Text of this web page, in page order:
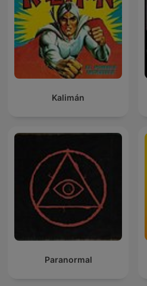
Kalimán
Paranormal